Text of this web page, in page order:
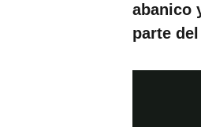
abanico
parte